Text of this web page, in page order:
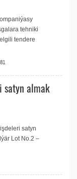
tehniki
tendere
satyn almak
satyn
Lot No.2 –